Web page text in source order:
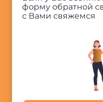
форму обратной
с Вами свяжемся